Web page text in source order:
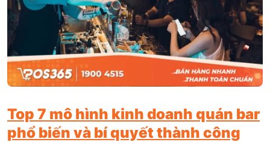
Top 7 mô hình kinh doanh quán bar
phổ biến và bí quyết thành công